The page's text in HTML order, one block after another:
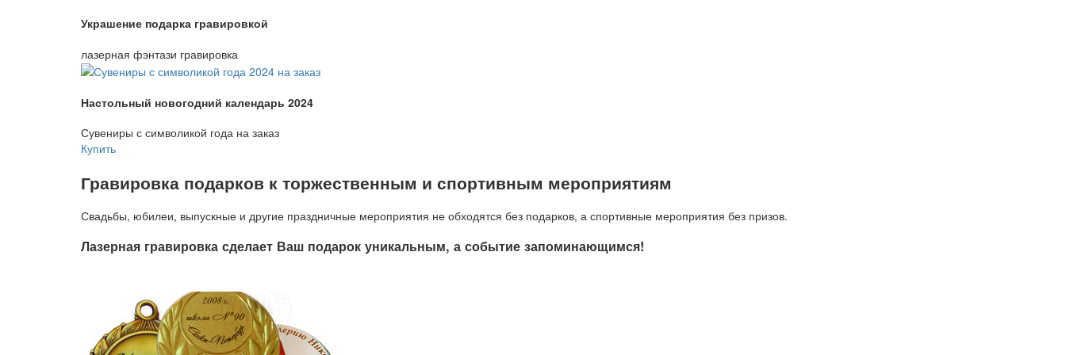
Украшение подарка гравировкой
лазерная фэнтази гравировка
Настольный новогодний календарь 2024
Сувениры с символикой года на заказ
Купить
Гравировка подарков к торжественным и спортивным мероприятиям
Свадьбы, юбилеи, выпускные и другие праздничные мероприятия не обходятся без подарков, а спортивные мероприятия без призов.
Лазерная гравировка сделает Ваш подарок уникальным, а событие запоминающимся!